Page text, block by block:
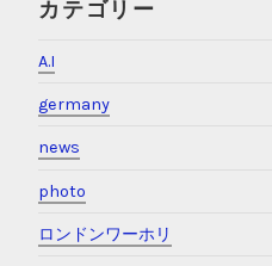
カテゴリー
A.I
germany
news
photo
ロンドンワーホリ